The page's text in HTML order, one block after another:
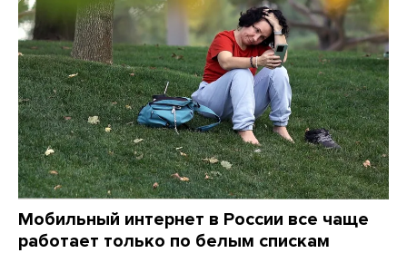
Мобильный интернет в России все чаще
работает только по белым спискам